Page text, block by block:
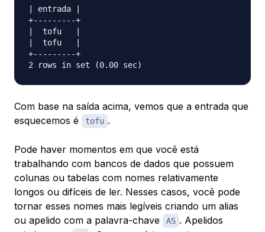
| entrada |
+---------+
|  tofu   |
|  tofu   |
+---------+
Com base na saída acima, vemos que a entrada que
esquecemos é
tofu .
Pode haver momentos em que você está
trabalhando com bancos de dados que possuem
colunas ou tabelas com nomes relativamente
longos ou difíceis de ler. Nesses casos, você pode
tornar esses nomes mais legíveis criando um alias
ou apelido com a palavra-chave
AS . Apelidos